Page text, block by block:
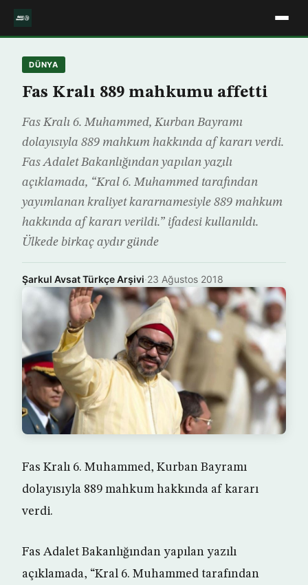
DÜNYA
Fas Kralı 889 mahkumu affetti
Fas Kralı 6. Muhammed, Kurban Bayramı
dolayısıyla 889 mahkum hakkında af kararı verdi.
Fas Adalet Bakanlığından yapılan yazılı
açıklamada, “Kral 6. Muhammed tarafından
yayımlanan kraliyet kararnamesiyle 889 mahkum
hakkında af kararı verildi.” ifadesi kullanıldı.
Ülkede birkaç aydır günde
Şarkul Avsat Türkçe Arşivi·23 Ağustos 2018
Fas Kralı 6. Muhammed, Kurban Bayramı
dolayısıyla 889 mahkum hakkında af kararı
verdi.
Fas Adalet Bakanlığından yapılan yazılı
açıklamada, “Kral 6. Muhammed tarafından